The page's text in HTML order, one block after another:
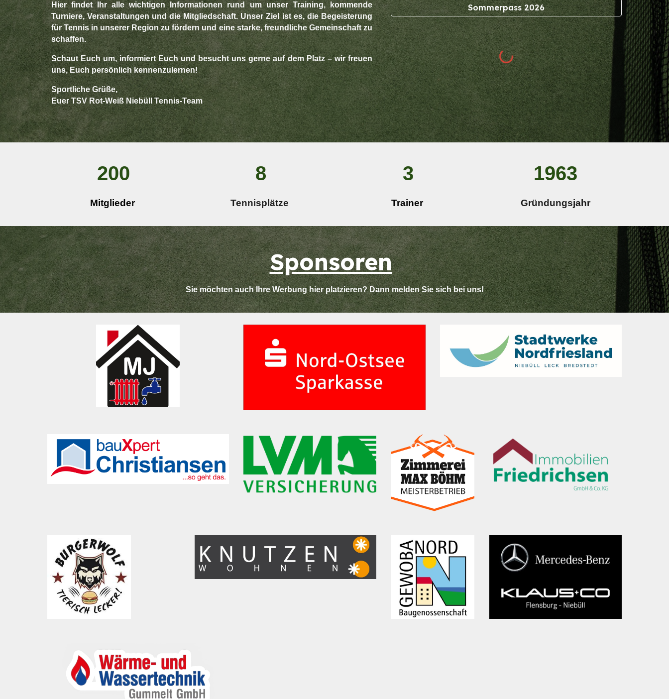
Hier findet Ihr alle wichtigen Informationen rund um unser Training, kommende
Turniere, Veranstaltungen und die Mitgliedschaft. Unser Ziel ist es, die Begeisterung
für Tennis in unserer Region zu fördern und eine starke, freundliche Gemeinschaft zu
schaffen.
Schaut Euch um, informiert Euch und besucht uns gerne auf dem Platz – wir freuen
uns, Euch persönlich kennenzulernen!
Sportliche Grüße,
Euer TSV Rot-Weiß Niebüll Tennis-Team
Sommerpass 2026
200
Mitglieder
8
Tennisplätze
3
Trainer
1963
Gründungsjahr
Sponsoren
Sie möchten auch Ihre Werbung hier platzieren? Dann melden Sie sichbei uns!